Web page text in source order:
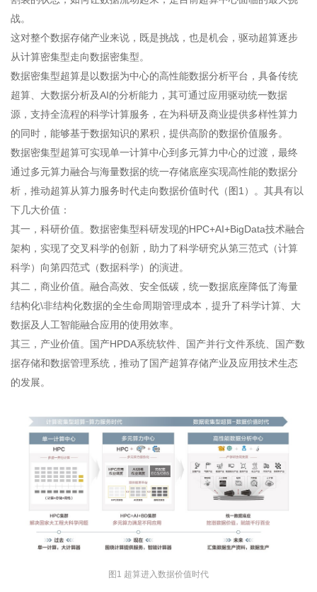
战。
这对整个数据存储产业来说，既是挑战，也是机会，驱动超算逐步
从计算密集型走向数据密集型。
数据密集型超算是以数据为中心的高性能数据分析平台，具备传统
超算、大数据分析及AI的分析能力，其可通过应用驱动统一数据
源，支持全流程的科学计算服务，在为科研及商业提供多样性算力
的同时，能够基于数据知识的累积，提供高阶的数据价值服务。
数据密集型超算可实现单一计算中心到多元算力中心的过渡，最终
通过多元算力融合与海量数据的统一存储底座实现高性能的数据分
析，推动超算从算力服务时代走向数据价值时代（图1）。其具有以
下几大价值：
其一，科研价值。数据密集型科研发现的HPC+AI+BigData技术融合
架构，实现了交叉科学的创新，助力了科学研究从第三范式（计算
科学）向第四范式（数据科学）的演进。
其二，商业价值。融合高效、安全低碳，统一数据底座降低了海量
结构化\非结构化数据的全生命周期管理成本，提升了科学计算、大
数据及人工智能融合应用的使用效率。
其三，产业价值。国产HPDA系统软件、国产并行文件系统、国产数
据存储和数据管理系统，推动了国产超算存储产业及应用技术生态
的发展。
图1 超算进入数据价值时代